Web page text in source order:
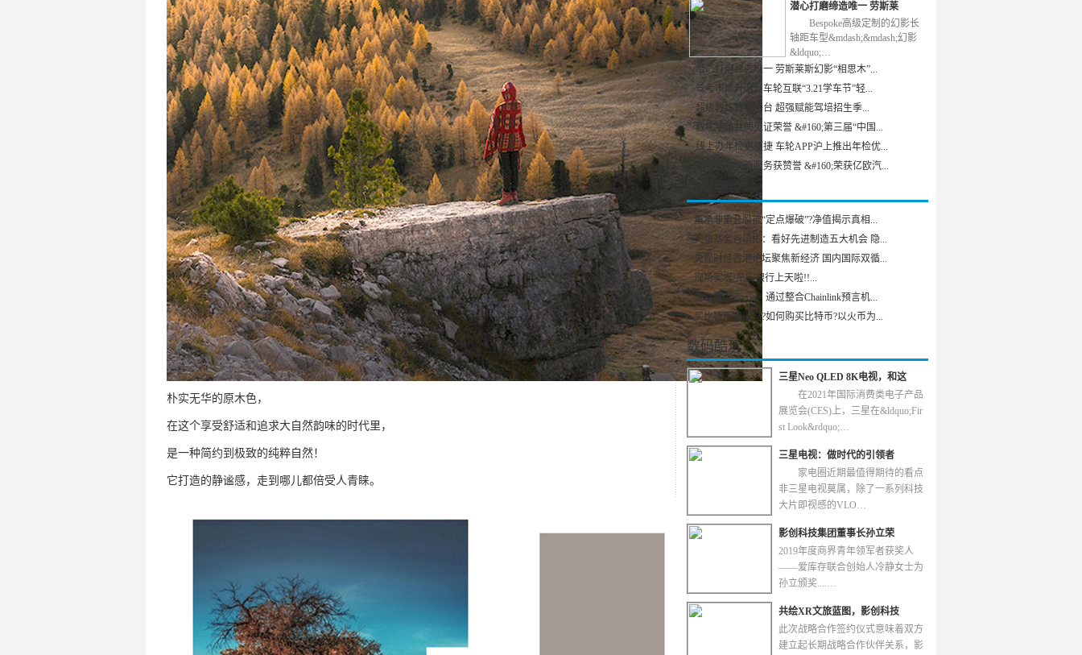
朴实无华的原木色，
在这个享受舒适和追求大自然韵味的时代里，
是一种简约到极致的纯粹自然！
它打造的静谧感，走到哪儿都倍受人青睐。
潜心打磨缔造唯一 劳斯莱
Bespoke高级定制的幻影长
轴距车型&mdash;&mdash;幻影
&ldquo;…
·潜心打磨缔造唯一 劳斯莱斯幻影“相思木”...
·驾考市场升温，车轮互联“3.21学车节”轻...
·超级教练教学平台 超强赋能驾培招生季...
·教练学员共同见证荣誉 &#160;第三届“中国...
·线上办年检更便捷 车轮APP沪上推出年检优...
车轮互联创新服务获赞誉 &#160;荣获亿欧汽...
金融财经
·董承非重仓股被“定点爆破”?净值揭示真相...
·天弘基金谷琦彬：看好先进制造五大机会 隐...
·央视财经香港论坛聚焦新经济 国内国际双循...
·现场实况!平安银行上天啦!!...
·爱立厦（Elysia）通过整合Chainlink预言机...
·买比特币违法吗?如何购买比特币?以火币为...
数码酷玩
三星Neo QLED 8K电视，和这
在2021年国际消费类电子产品
展览会(CES)上，三星在&ldquo;Fir
st Look&rdquo;…
三星电视：做时代的引领者
家电圈近期最值得期待的看点
非三星电视莫属，除了一系列科技
大片即视感的VLO…
影创科技集团董事长孙立荣
2019年度商界青年领军者获奖人
——爱库存联合创始人冷静女士为
孙立颁奖....…
共绘XR文旅蓝图，影创科技
此次战略合作签约仪式意味着双方
建立起长期战略合作伙伴关系，影